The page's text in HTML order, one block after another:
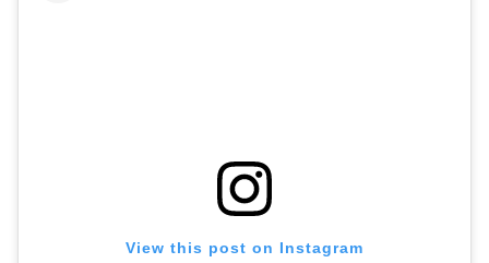
View this post on Instagram